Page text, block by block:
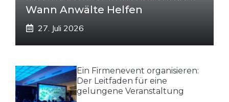
Wann Anwälte Helfen
27. Juli 2026
Ein Firmenevent organisieren:
Der Leitfaden für eine
gelungene Veranstaltung